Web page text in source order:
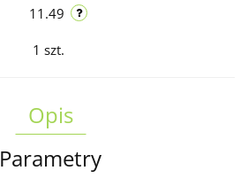
11.49
1 szt.
Opis
Parametry